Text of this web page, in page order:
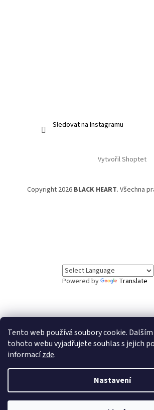
Tento web používá soubory cookie.
tohoto webu vyjadřujete souhlas s jejich
informacízde.
Nastavení
Sledovat na Instagramu
Vytvořil Shoptet
Copyright 2026 BLACK HEART. Všechna
Powered by Translate
// Informační lišta
Vážení zákazníci, ve dnech 5.8. až 7.8.
dovolenou. Objednávky v tomto období
po našem návratu. Děkujeme za